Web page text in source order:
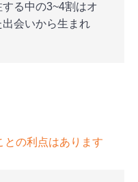
る中の3~4割はオ
会いから生まれ
との利点はあります